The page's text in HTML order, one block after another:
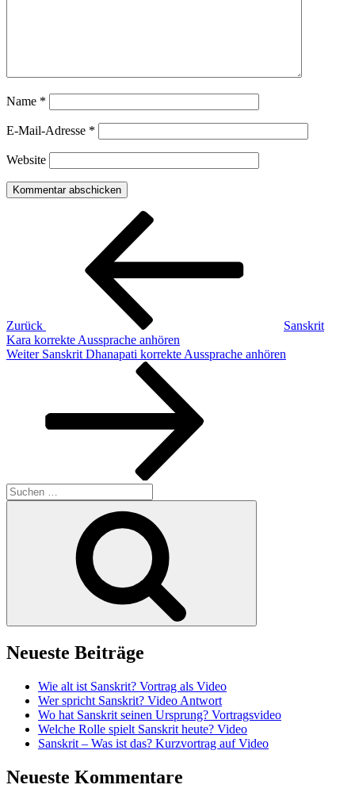
Name *
E-Mail-Adresse *
Website
Beitragsnavigation
Zurück
Sanskrit
Kara korrekte Aussprache anhören
Nächster
Weiter Sanskrit Dhanapati korrekte Aussprache anhören
Suchen
nach:
Neueste Beiträge
Wie alt ist Sanskrit? Vortrag als Video
Wer spricht Sanskrit? Video Antwort
Wo hat Sanskrit seinen Ursprung? Vortragsvideo
Welche Rolle spielt Sanskrit heute? Video
Sanskrit – Was ist das? Kurzvortrag auf Video
Neueste Kommentare